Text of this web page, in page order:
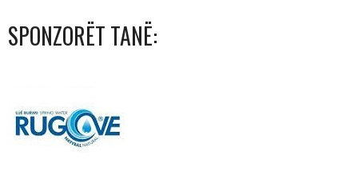
SPONZORËT TANË: